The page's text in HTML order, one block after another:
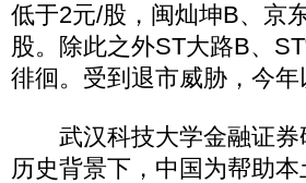
低于2元/股，闽灿坤B、京
股。除此之外ST大路B、
徘徊。受到退市威胁，今
武汉科技大学金融证券
历史背景下，中国为帮助